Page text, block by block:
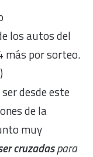
los autos del
más por sorteo.
desde este
de la
muy
cruzadaspara